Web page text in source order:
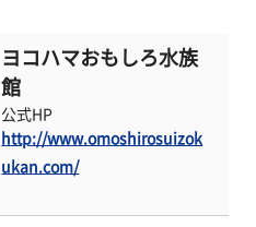
ヨコハマおもしろ水族
館
公式HP
http://www.omoshirosuizok
ukan.com/